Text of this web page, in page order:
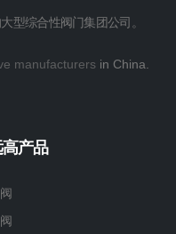
型综合性阀门集团公司。
manufacturers in China.
产品